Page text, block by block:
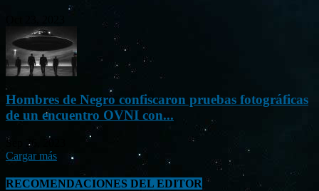
Hombres de Negro confiscaron pruebas fotográficas
de un encuentro OVNI con...
Sep 26, 2023
Cargar más
RECOMENDACIONES DEL EDITOR